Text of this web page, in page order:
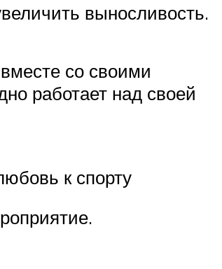
выносливость.
со своими
работает над своей
к спорту